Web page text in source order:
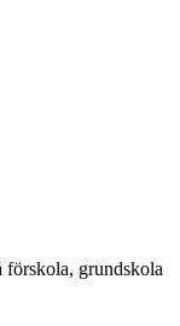
förskola, grundskola